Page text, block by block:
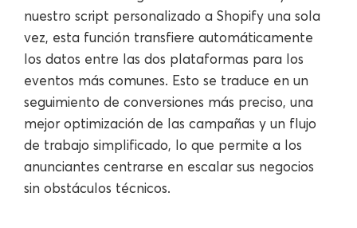
nuestro script personalizado a Shopify una sola
vez, esta función transfiere automáticamente
los datos entre las dos plataformas para los
eventos más comunes. Esto se traduce en un
seguimiento de conversiones más preciso, una
mejor optimización de las campañas y un flujo
de trabajo simplificado, lo que permite a los
anunciantes centrarse en escalar sus negocios
sin obstáculos técnicos.